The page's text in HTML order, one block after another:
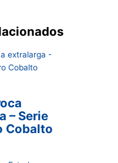
– Serie
Cobalto